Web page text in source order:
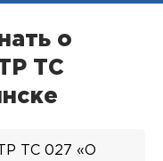
о
ТС
ТС 027 «О